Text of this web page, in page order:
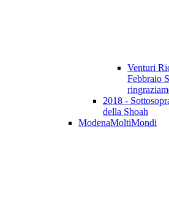
Venturi
Febbraio
2018 -
della Shoah
ModenaMoltiMondi